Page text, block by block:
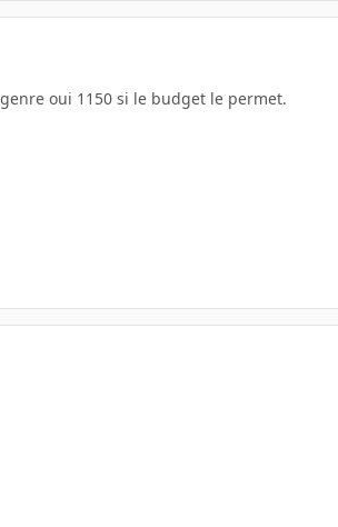
oui 1150 si le budget le permet.